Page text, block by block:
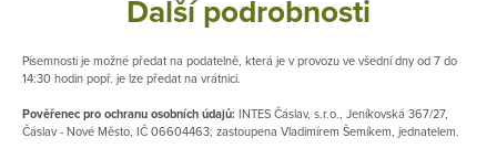
Další podrobnosti
Písemnosti je možné předat na podatelně, která je v provozu ve všední dny od 7 do
14:30 hodin popř. je lze předat na vrátnici.
Pověřenec pro ochranu osobních údajů: INTES Čáslav, s.r.o., Jeníkovská 367/27,
Čáslav - Nové Město, IČ 06604463; zastoupena Vladimírem Šemíkem, jednatelem.